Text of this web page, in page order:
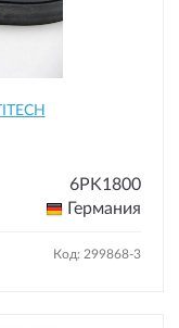
6PK1800
Германия
Код: 299868-3